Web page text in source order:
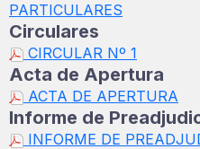
PARTICULARES
Circulares
CIRCULAR Nº 1
Acta de Apertura
ACTA DE APERTURA
Informe de
INFORME DE